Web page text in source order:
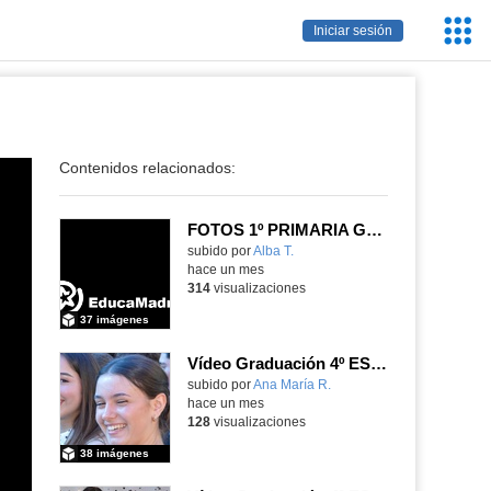
Iniciar sesión
Contenidos relacionados:
FOTOS 1º PRIMARIA GONZALO DE BERCEO
subido porAlba T.
37 imágenes
hace un mes
314visualizaciones
Vídeo Graduación 4º ESO 2025-2026 (2)
subido porAna María R.
38 imágenes
hace un mes
128visualizaciones